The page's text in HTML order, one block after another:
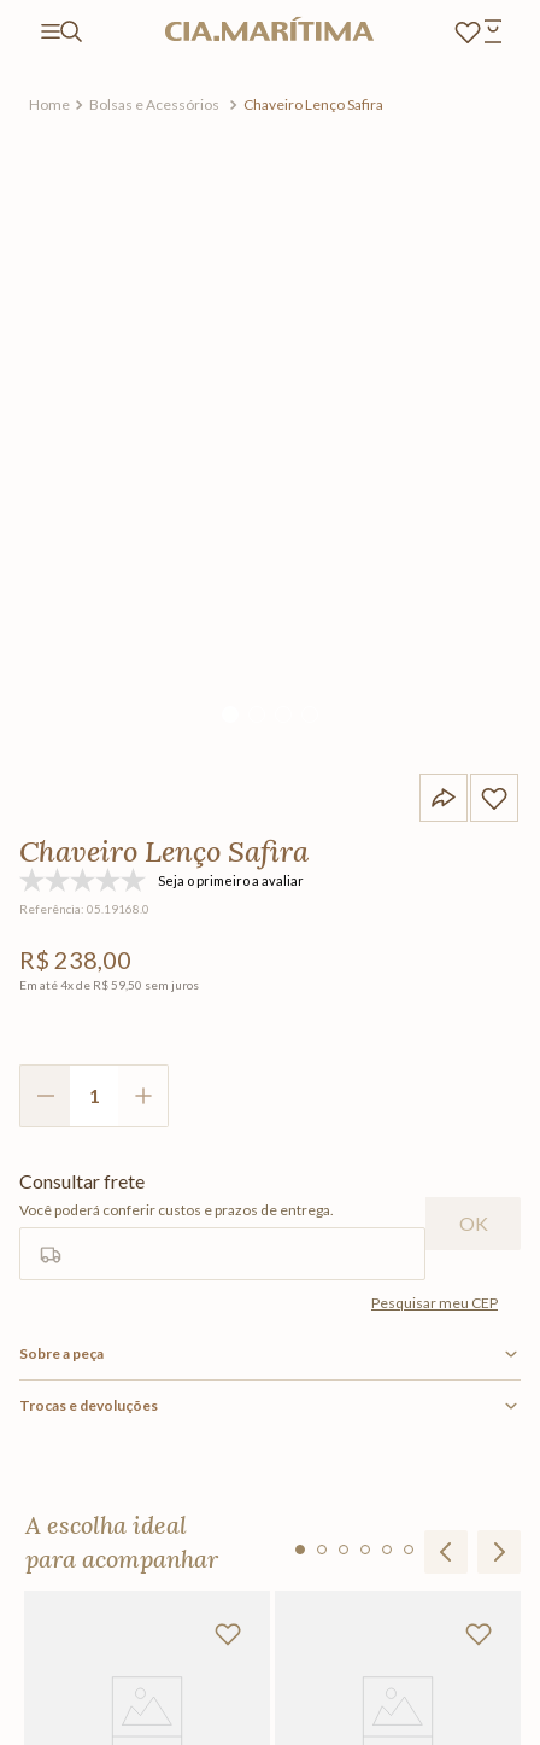
Bolsas e Acessórios Chaveiro Lenço Safira
Chaveiro Lenço Safira
Seja o primeiro a avaliar
Referência: 05.19168.0
R$ 238 00
Em até4x de R$ 59 50 sem juros
Sobre a peça
Trocas e devoluções
A escolha ideal
para acompanhar